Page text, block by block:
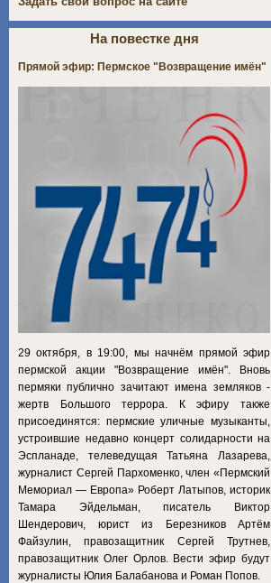
На повестке дня
Прямой эфир: Пермское "Возвращение имён"
29 октября, в 19:00, мы начнём прямой эфир
пермской акции "Возвращение имён". Вновь
пермяки публично зачитают имена земляков -
жертв Большого террора. К эфиру также
присоединятся: пермские уличные музыканты,
устроившие недавно концерт солидарности на
Эспланаде, телеведущая Татьяна Лазарева,
журналист Сергей Пархоменко, член «Пермский
Мемориал — Европа» Роберт Латыпов, историк
Тамара Эйдельман, писатель Виктор
Шендерович, юрист из Березников Артём
Файзулин, правозащитник Сергей Трутнев,
правозащитник Олег Орлов. Вести эфир будут
журналисты Юлия Балабанова и Роман Попов.